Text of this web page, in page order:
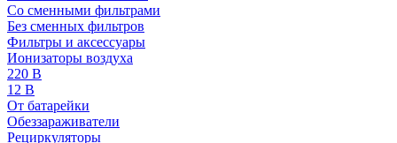
Cо сменными фильтрами
Без сменных фильтров
Фильтры и аксессуары
Ионизаторы воздуха
220 В
12 В
От батарейки
Обеззараживатели
Рециркуляторы